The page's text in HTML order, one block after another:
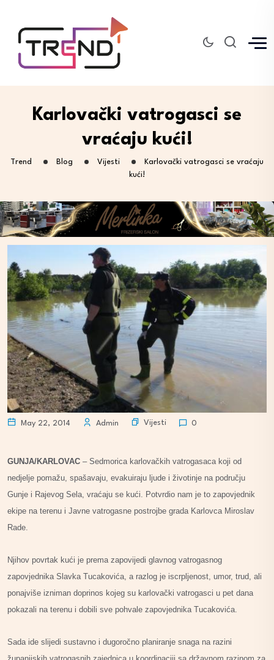
Karlovački vatrogasci se
vraćaju kući!
Trend Blog Vijesti
Karlovački vatrogasci se vraćaju
kući!
May 22, 2014 Admin Vijesti 0
GUNJA/KARLOVAC – Sedmorica karlovačkih vatrogasaca koji od
nedjelje pomažu, spašavaju, evakuiraju ljude i životinje na području
Gunje i Rajevog Sela, vraćaju se kući. Potvrdio nam je to zapovjednik
ekipe na terenu i Javne vatrogasne postrojbe grada Karlovca Miroslav
Rade.
Njihov povrtak kući je prema zapovijedi glavnog vatrogasnog
zapovjednika Slavka Tucakovića, a razlog je iscrpljenost, umor, trud, ali
ponajviše izniman doprinos kojeg su karlovački vatrogasci u pet dana
pokazali na terenu i dobili sve pohvale zapovjednika Tucakovića.
Sada ide slijedi sustavno i dugoročno planiranje snaga na razini